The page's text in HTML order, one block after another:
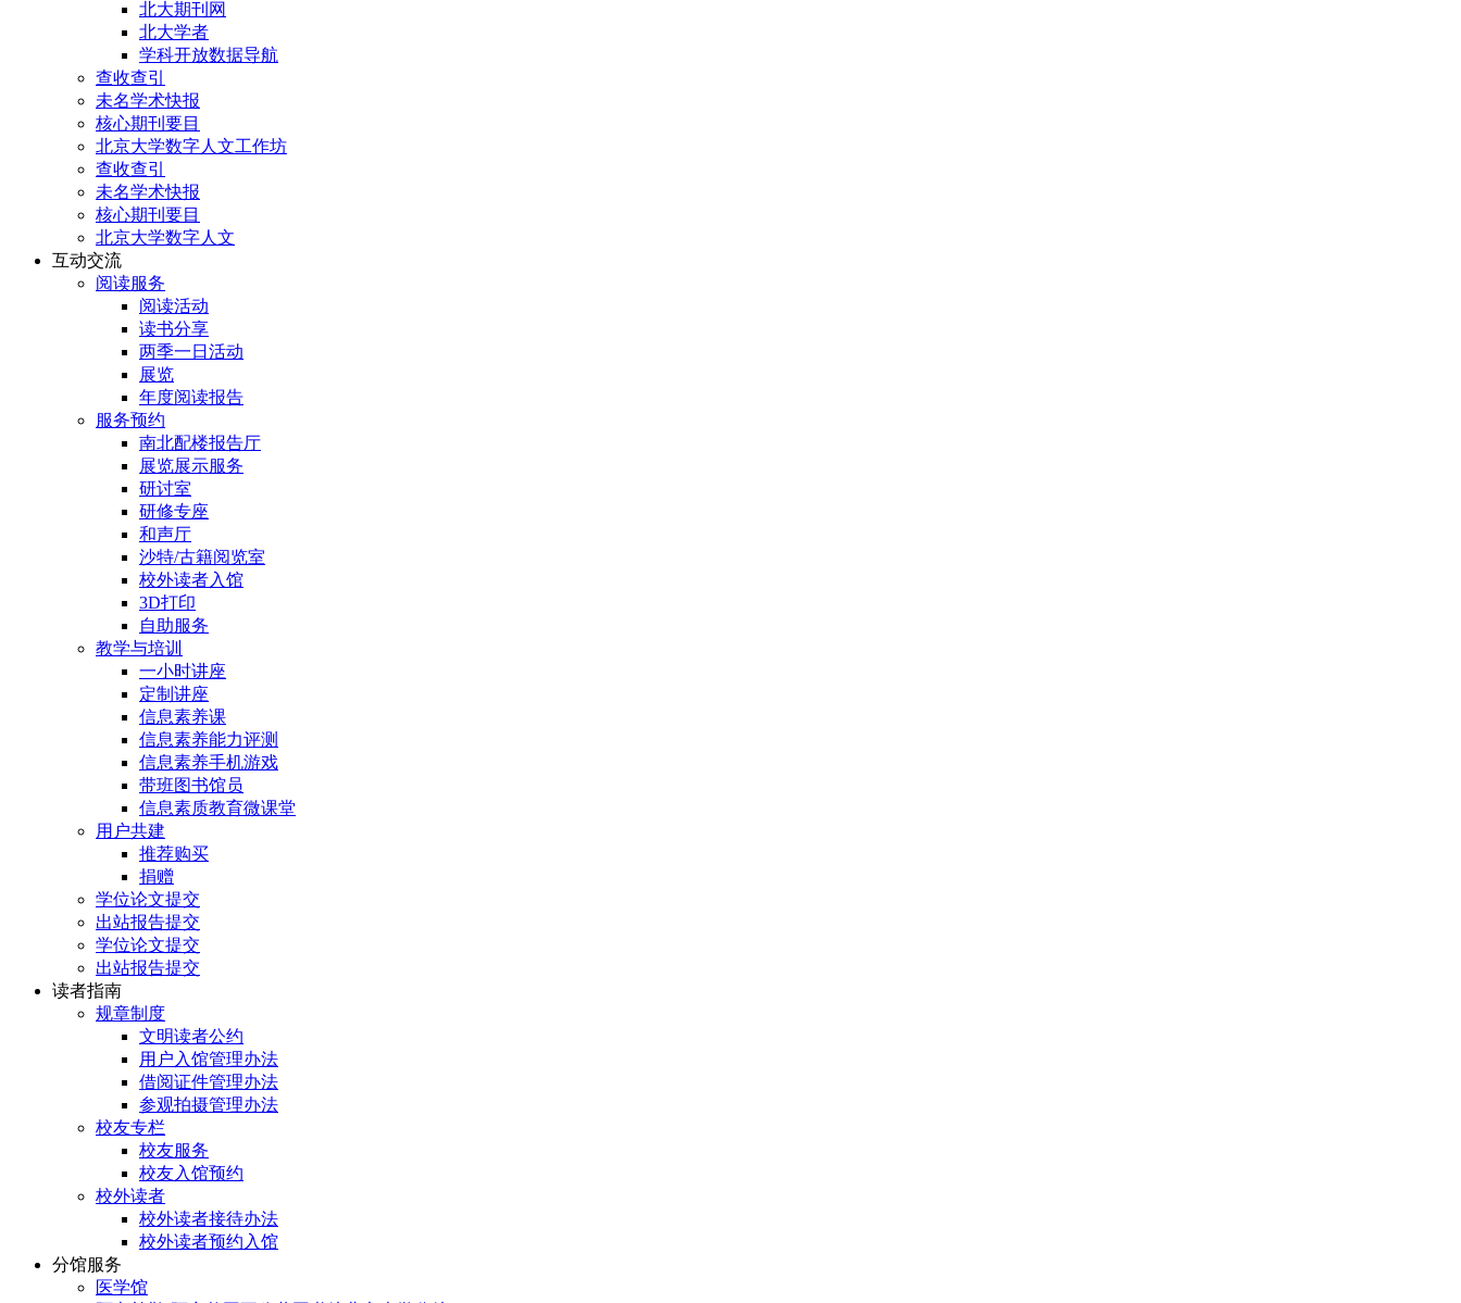
北大期刊网
北大学者
学科开放数据导航
查收查引
未名学术快报
核心期刊要目
北京大学数字人文工作坊
查收查引
未名学术快报
核心期刊要目
北京大学数字人文
互动交流
阅读服务
阅读活动
读书分享
两季一日活动
展览
年度阅读报告
服务预约
南北配楼报告厅
展览展示服务
研讨室
研修专座
和声厅
沙特/古籍阅览室
校外读者入馆
3D打印
自助服务
教学与培训
一小时讲座
定制讲座
信息素养课
信息素养能力评测
信息素养手机游戏
带班图书馆员
信息素质教育微课堂
用户共建
推荐购买
捐赠
学位论文提交
出站报告提交
学位论文提交
出站报告提交
读者指南
规章制度
文明读者公约
用户入馆管理办法
借阅证件管理办法
参观拍摄管理办法
校友专栏
校友服务
校友入馆预约
校外读者
校外读者接待办法
校外读者预约入馆
分馆服务
医学馆